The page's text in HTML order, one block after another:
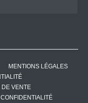
MENTIONS LÉGALES
VENTE